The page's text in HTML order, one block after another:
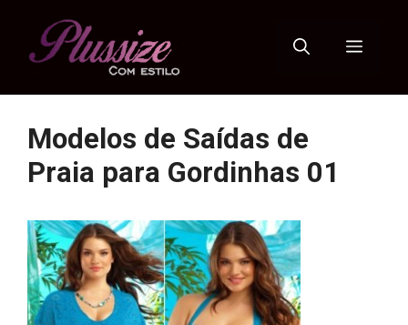
Menu
Modelos de Saídas de
Praia para Gordinhas 01